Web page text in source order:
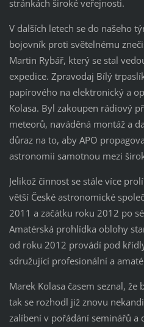
stránkách široké veřejnosti.
V dalších letech se do našeho
bojovník proti světelnému
Martin Rybář, který se stal
expedice. Zpravodaj Bílý
papírového na elektronický a
Kolasa. Byl zakoupen rádiový
meteorů, naváděná montáž a
důraz na to, aby APO
astronomii samotnou mezi
Jelikož činnost se stále více
větší České astronomické
2011 a začátku roku 2012 po
Amatérská prohlídka oblohy
od roku 2012 provádí pod
sdružující profesionální a
Marek Kolasa časem seznal,
tak se rozhodl již znovu
zalíbení v pořádání seminářů a